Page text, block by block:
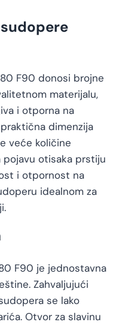
F90 donosi brojne
materijalu,
i otporna na
dimenzija
veće količine
otisaka prstiju
i otpornost na
idealnom za
F90 je jednostavna
Zahvaljujući
se lako
Otvor za slavinu